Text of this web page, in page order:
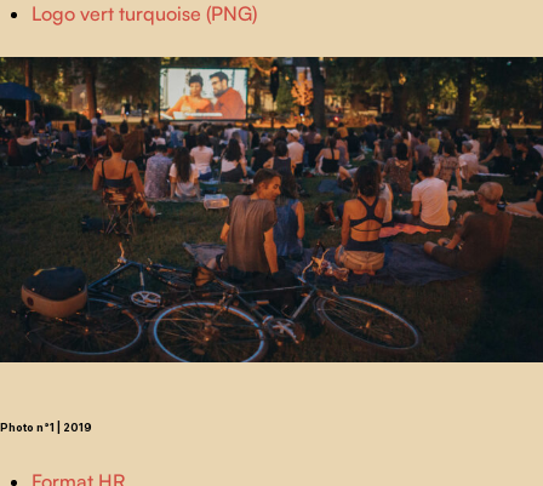
Logo vert turquoise (PNG)
Photo n°1 | 2019
Format HR